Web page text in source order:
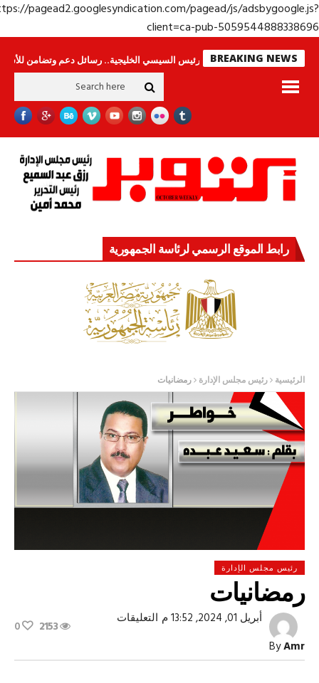
https://pagead2.googlesyndication.com/pagead/js/
client=ca-pub-
BREAKING NEWS
جولة الرئيس السيسي الخليجية.. رسائل دعم وتضامن للأشقاء جهاز
رابط الموقع الرسمي لرئاسة الجمهورية
الرئيسية رئيس مجلس الإدارة رمضانيات
رئيس مجلس الإدارة
رمضانيات
ByAmr
أبريل 01, 2024, 13:52 م التعليقاتعلى
2153
0